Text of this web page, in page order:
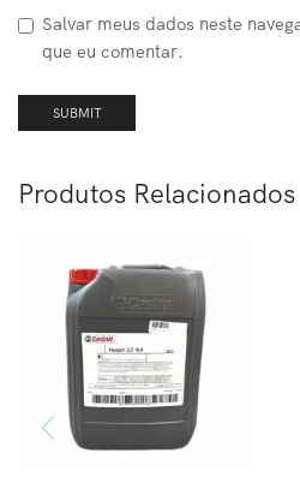
Salvar meus dados neste
que eu comentar.
Produtos Relacionados